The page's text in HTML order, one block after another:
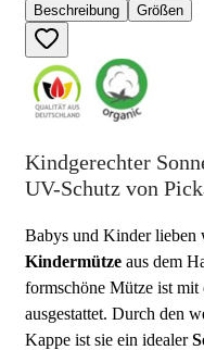
Beschreibung
Größen
Kindgerechter
UV-Schutz von
Babys und Kinder lieben
Kindermütze aus dem
formschöne Mütze ist mit
ausgestattet. Durch den
Kappe ist sie ein idealer